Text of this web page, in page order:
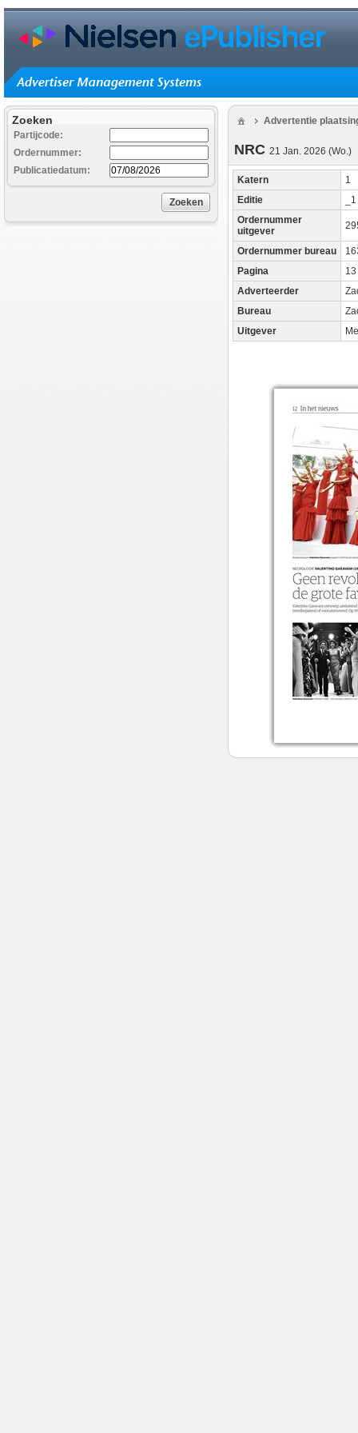
Zoeken
Partijcode:
Ordernummer:
Publicatiedatum:
Zoeken
Advertentie
NRC 21 Jan. 2026 (Wo.)
Katern
1
Editie
_1
Ordernummer
uitgever
Ordernummer bureau
Pagina
Adverteerder
Bureau
Uitgever